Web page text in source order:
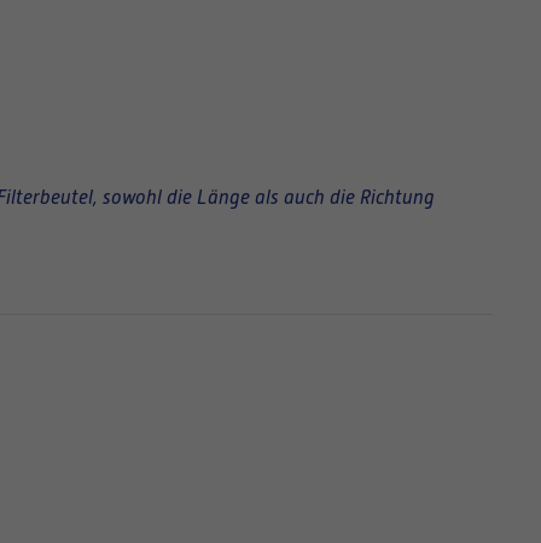
sowohl die Länge als auch die Richtung